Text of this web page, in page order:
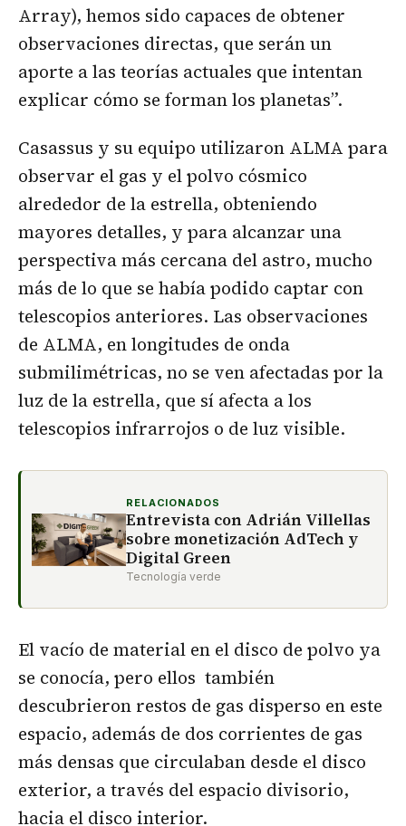
Array), hemos sido capaces de obtener
observaciones directas, que serán un
aporte a las teorías actuales que intentan
explicar cómo se forman los planetas”.
Casassus y su equipo utilizaron ALMA para
observar el gas y el polvo cósmico
alrededor de la estrella, obteniendo
mayores detalles, y para alcanzar una
perspectiva más cercana del astro, mucho
más de lo que se había podido captar con
telescopios anteriores. Las observaciones
de ALMA, en longitudes de onda
submilimétricas, no se ven afectadas por la
luz de la estrella, que sí afecta a los
telescopios infrarrojos o de luz visible.
RELACIONADOS
Entrevista con Adrián Villellas
sobre monetización AdTech y
Digital Green
Tecnología verde
El vacío de material en el disco de polvo ya
se conocía, pero ellos también
descubrieron restos de gas disperso en este
espacio, además de dos corrientes de gas
más densas que circulaban desde el disco
exterior, a través del espacio divisorio,
hacia el disco interior.